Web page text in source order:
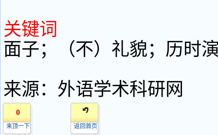
关键词
面子；（不）礼貌；历时
来源：外语学术科研网
0
来顶一下 返回首页